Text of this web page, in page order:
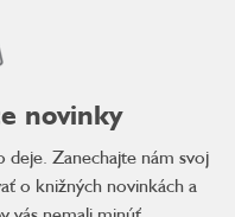
novinky
deje. Zanechajte nám svoj
o knižných novinkách a